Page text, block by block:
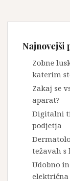
Najnovejši
Zobne
katerim
Zakaj se
aparat?
Digitalni
podjetja
težavah s
Udobno
električna